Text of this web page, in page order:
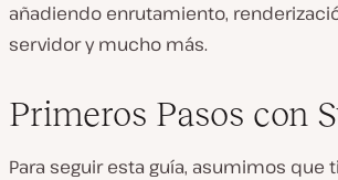
añadiendo enrutamiento,
servidor y mucho más.
Primeros Pasos con
Para seguir esta guía, asumimos que